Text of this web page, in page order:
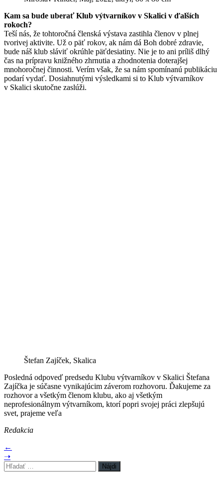
Kam sa bude uberať Klub výtvarníkov v Skalici v ďalších
rokoch?
Teší nás, že tohtoročná členská výstava zastihla členov v plnej
tvorivej aktivite. Už o päť rokov, ak nám dá Boh dobré zdravie,
bude náš klub sláviť okrúhle päťdesiatiny. Nie je to ani príliš dlhý
čas na prípravu knižného zhrnutia a zhodnotenia doterajšej
mnohoročnej činnosti. Verím však, že sa nám spomínanú publikáciu
podarí vydať. Dosiahnutými výsledkami si to Klub výtvarníkov
v Skalici skutočne zaslúži.
Štefan Zajíček, Skalica
Posledná odpoveď predsedu Klubu výtvarníkov v Skalici Štefana
Zajíčka je súčasne vynikajúcim záverom rozhovoru. Ďakujeme za
rozhovor a všetkým členom klubu, ako aj všetkým
neprofesionálnym výtvarníkom, ktorí popri svojej práci zlepšujú
svet, prajeme veľa
Redakcia
←
➝
Hľadať: